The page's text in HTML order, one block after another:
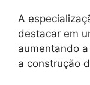
A
destacar em
aumentando
a construção